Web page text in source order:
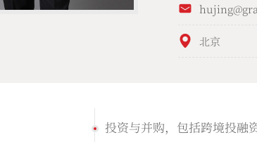
北京
投资与并购，包括跨境投融资